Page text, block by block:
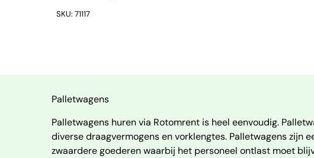
SKU: 71117
Palletwagens
Palletwagens huren via Rotomrent is heel eenvoudig.
diverse draagvermogens en vorklengtes. Palletwagens zijn
zwaardere goederen waarbij het personeel ontlast moet